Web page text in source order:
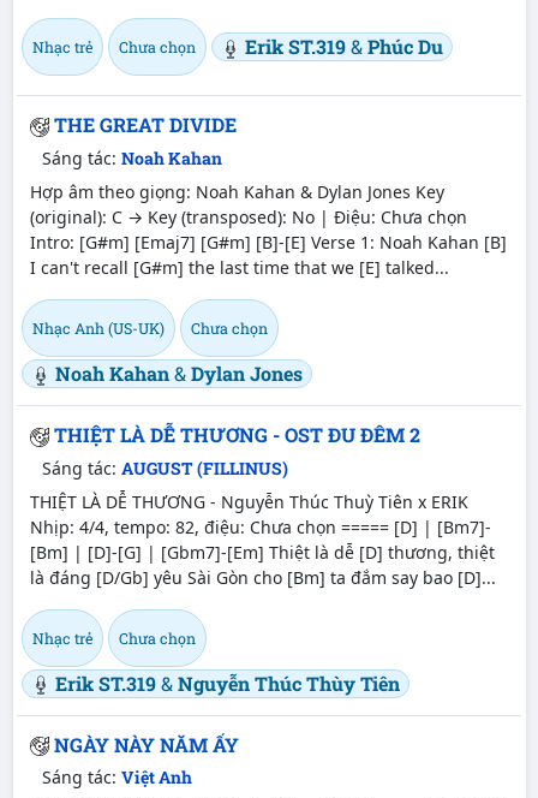
Nhạc trẻ Chưa chọn Erik ST.319&Phúc Du
THE GREAT DIVIDE
Sáng tác: Noah Kahan
Hợp âm theo giọng: Noah Kahan & Dylan Jones Key
(original): C → Key (transposed): No | Điệu: Chưa chọn
Intro: [G#m] [Emaj7] [G#m] [B]-[E] Verse 1: Noah Kahan [B]
I can't recall [G#m] the last time that we [E] talked...
Nhạc Anh (US-UK) Chưa chọn
Noah Kahan&Dylan Jones
THIỆT LÀ DỄ THƯƠNG - OST ĐU ĐÊM 2
Sáng tác: AUGUST (FILLINUS)
THIỆT LÀ DỄ THƯƠNG - Nguyễn Thúc Thuỳ Tiên x ERIK
Nhịp: 4/4, tempo: 82, điệu: Chưa chọn ===== [D] | [Bm7]-
[Bm] | [D]-[G] | [Gbm7]-[Em] Thiệt là dễ [D] thương, thiệt
là đáng [D/Gb] yêu Sài Gòn cho [Bm] ta đắm say bao [D]...
Nhạc trẻ Chưa chọn
Erik ST.319&Nguyễn Thúc Thùy Tiên
NGÀY NÀY NĂM ẤY
Sáng tác: Việt Anh